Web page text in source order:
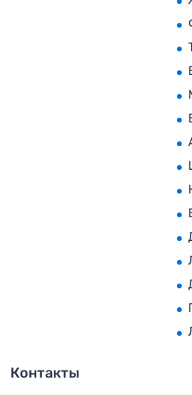
Контакты